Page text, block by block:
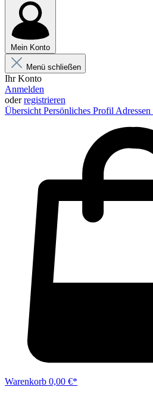
Mein Konto
Menü schließen
Ihr Konto
Anmelden
oderregistrieren
Übersicht Persönliches Profil Adressen
Warenkorb 0,00 €*